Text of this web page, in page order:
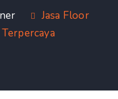
Jasa Floor